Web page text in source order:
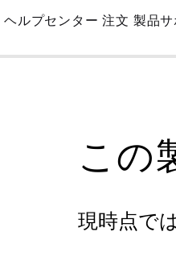
Skip
Main
ヘルプセンター 注文 製品サ
この
現時点で